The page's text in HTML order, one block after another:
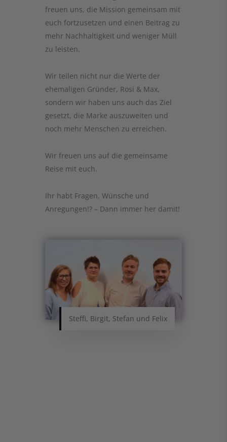
freuen uns, die Mission gemeinsam mit
euch fortzusetzen und einen Beitrag zu
mehr Nachhaltigkeit und weniger Müll
zu leisten.
Wir teilen nicht nur die Werte der
ehemaligen Gründer, Rosi & Max,
sondern wir haben uns auch das Ziel
gesetzt, die Marke auszuweiten und
noch mehr Menschen zu erreichen.
Wir freuen uns auf die gemeinsame
Reise mit euch.
Ihr habt Fragen, Wünsche und
Anregungen!? – Dann immer her damit!
Steffi, Birgit, Stefan und Felix